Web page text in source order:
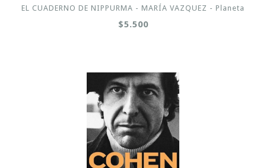
EL CUADERNO DE NIPPURMA - MARÍA VAZQUEZ - Planeta
$5.500